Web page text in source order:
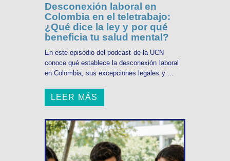
Desconexión laboral en
Colombia en el teletrabajo:
¿Qué dice la ley y por qué
beneficia tu salud mental?
En este episodio del podcast de la UCN
conoce qué establece la desconexión laboral
en Colombia, sus excepciones legales y ...
LEER MÁS